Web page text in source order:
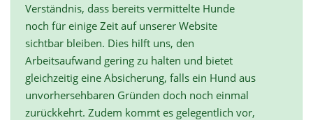
Verständnis, dass bereits vermittelte Hunde
noch für einige Zeit auf unserer Website
sichtbar bleiben. Dies hilft uns, den
Arbeitsaufwand gering zu halten und bietet
gleichzeitig eine Absicherung, falls ein Hund aus
unvorhersehbaren Gründen doch noch einmal
zurückkehrt. Zudem kommt es gelegentlich vor,